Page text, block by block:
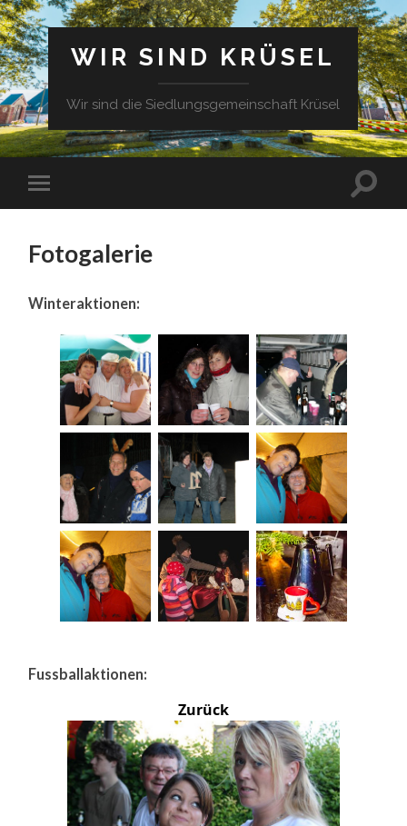
WIR SIND KRÜSEL
Wir sind die Siedlungsgemeinschaft Krüsel
Fotogalerie
Winteraktionen:
Fussballaktionen:
Zurück